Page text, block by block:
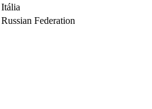
Itália
Russian Federation